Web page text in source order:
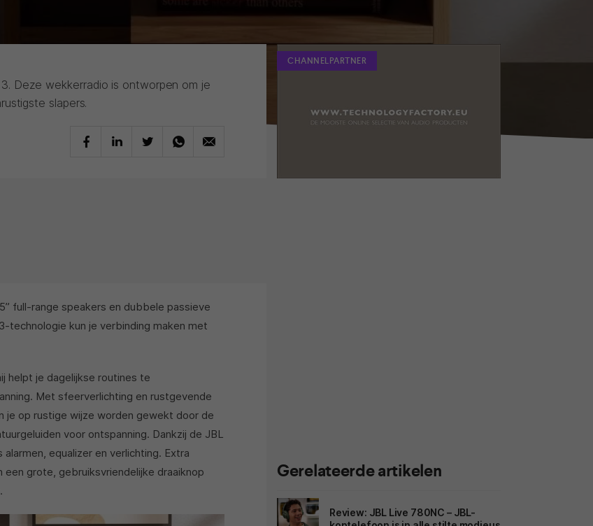
Deze wekkerradio is ontworpen om je
slapers.
full-range speakers en dubbele passieve
technologie kun je verbinding maken met
helpt je dagelijkse routines te
Met sfeerverlichting en rustgevende
je op rustige wijze worden gewekt door de
voor ontspanning. Dankzij de JBL
equalizer en verlichting. Extra
grote, gebruiksvriendelijke draaiknop
CHANNELPARTNER
Gerelateerde artikelen
Review: JBL Live 780NC – JBL-